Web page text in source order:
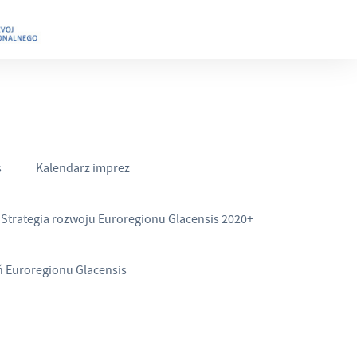
Kalendarz imprez
Strategia rozwoju Euroregionu Glacensis 2020+
Euroregionu Glacensis